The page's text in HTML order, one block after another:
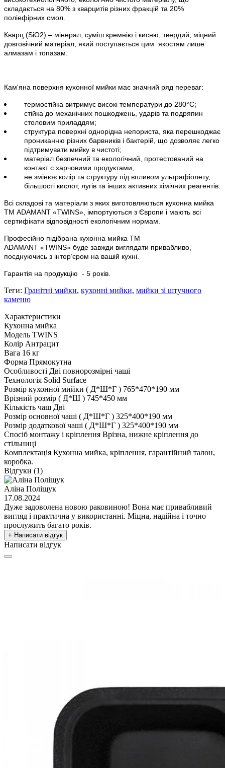
складається на 80% з кварцитів різних фракцій та 20%
поліефірних смол.
Кварц (SiO2) – мінерал, суміш кремнію і кисню, твердий, міцний
довговічний матеріал, який поступається цим якостям лише
алмазам і топазам.
Кам'яна поверхня кухонної мийки має значний ряд переваг:
термостійка витримує високі температури до 280°С;
стійка до механічних пошкоджень, ударів та подряпин
столовим приладдям;
структура поверхні однорідна непориста, яка перешкоджає
прониканню різних барвників і бактерій, що дозволяє легко
підтримувати мийку в чистоті;
матеріал безпечний та екологічний, протестований на
контакт с харчовими продуктами;
не змінює колір та структуру під впливом ультрафіолету,
більшості кислот, лугів та інших активних хімічних реагентів.
Всі складові та матеріали з яких виготовляються кухонна мийка
ТМ ADAMANT «TWINS» , імпортуються з Європи і мають всі
сертифікати відповідності екологічним нормам.
Професійно підібрана кухонна мийка ТМ
ADAMANT «TWINS» буде завжди виглядати привабливо,
поєднуючись з інтер’єром на вашій кухні.
Гарантія на продукцію - 5 років.
Теги: Гранітні мийки, кухонні мийки, мийки зі штучного
каменю
Характеристики
Кухонна мийка
Модель TWINS
Колір Антрацит
Вага 16 кг
Форма Прямокутна
Особливості Дві повнорозмірні чаші
Технологія Solid Surface
Розмір кухонної мийки ( Д*Ш*Г ) 765*470*190 мм
Врізний розмір ( Д*Ш ) 745*450 мм
Кількість чаш Дві
Розмір основної чаші ( Д*Ш*Г ) 325*400*190 мм
Розмір додаткової чаші ( Д*Ш*Г ) 325*400*190 мм
Спосіб монтажу і кріплення Врізна, нижне кріплення до
стільниці
Комплектація Кухонна мийка, кріплення, гарантійний талон,
коробка.
Відгуки (1)
Аліна Поліщук
17.08.2024
Дуже задоволена новою раковиною! Вона має привабливий
вигляд і практична у використанні. Міцна, надійна і точно
прослужить багато років.
+ Написати відгук
Написати відгук